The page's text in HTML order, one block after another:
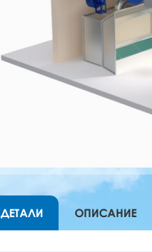
ДЕТАЛИ ОПИСАНИЕ